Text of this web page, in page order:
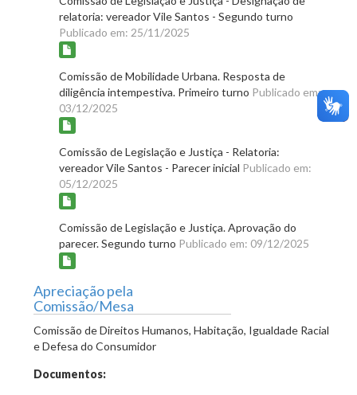
relatoria: vereador Vile Santos - Segundo turno
Publicado em: 25/11/2025
Comissão de Mobilidade Urbana. Resposta de
diligência intempestiva. Primeiro turno Publicado em:
03/12/2025
Comissão de Legislação e Justiça - Relatoria:
vereador Vile Santos - Parecer inicial Publicado em:
05/12/2025
Comissão de Legislação e Justiça. Aprovação do
parecer. Segundo turno Publicado em: 09/12/2025
Apreciação pela
Comissão/Mesa
Comissão de Direitos Humanos, Habitação, Igualdade Racial
e Defesa do Consumidor
Documentos: